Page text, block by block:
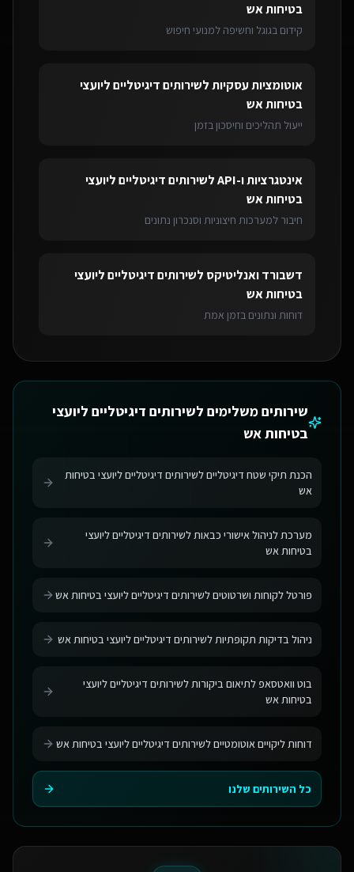
בטיחות אש
קידום בגוגל וחשיפה למנועי חיפוש
אוטומציות עסקיותלשירותים דיגיטליים ליועצי
בטיחות אש
ייעול תהליכים וחיסכון בזמן
אינטגרציות ו-API לשירותים דיגיטליים ליועצי
בטיחות אש
חיבור למערכות חיצוניות וסנכרון נתונים
דשבורד ואנליטיקס לשירותים דיגיטליים ליועצי
בטיחות אש
דוחות ונתונים בזמן אמת
שירותים משלימים לשירותים דיגיטליים ליועצי
בטיחות אש
הכנת תיקי שטח דיגיטליים לשירותים דיגיטליים ליועצי בטיחות
אש
מערכת לניהול אישורי כבאות לשירותים דיגיטליים ליועצי
בטיחות אש
פורטל לקוחות ושרטוטים לשירותים דיגיטליים ליועצי בטיחות אש
ניהול בדיקות תקופתיות לשירותים דיגיטליים ליועצי בטיחות אש
בוט וואטסאפ לתיאום ביקורות לשירותים דיגיטליים ליועצי
בטיחות אש
דוחות ליקויים אוטומטיים לשירותים דיגיטליים ליועצי בטיחות אש
כל השירותים שלנו